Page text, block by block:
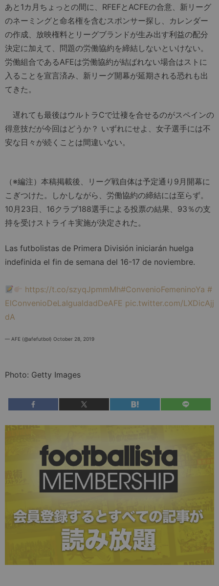
あと1カ月ちょっとの間に、RFEFとACFEの合意、新リーグ
のネーミングと命名権を含むスポンサー探し、カレンダー
の作成、放映権料とリーグブランドが生み出す利益の配分
決定に加えて、問題の労働協約を締結しないといけない。
労働組合であるAFEは労働協約が結ばれない場合はストに
入ることを宣言済み、新リーグ開幕が延期される恐れも出
てきた。
遅れても最後はウルトラCで辻褄を合せるのがスペインの
得意技だが今回はどうか？ いずれにせよ、女子選手には不
安な日々が続くことは間違いない。
（※編注）本稿掲載後、リーグ戦自体は予定通り9月開幕に
こぎつけた。しかしながら、労働協約の締結には至らず。
10月23日、16クラブ188選手による投票の結果、93％の支
持を受けストライキ実施が決定された。
Las futbolistas de Primera División iniciarán huelga
indefinida el fin de semana del 16-17 de noviembre.
https://t.co/szyqJpmmMh#ConvenioFemeninoYa #
ElConvenioDeLaIgualdadDeAFE pic.twitter.com/LXDicAjj
dA
— AFE (@afefutbol) October 28, 2019
Photo: Getty Images